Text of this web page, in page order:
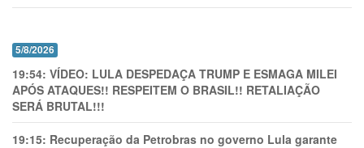
5/8/2026
19:54: VÍDEO: LULA DESPEDAÇA TRUMP E ESMAGA MILEI
APÓS ATAQUES!! RESPEITEM O BRASIL!! RETALIAÇÃO
SERÁ BRUTAL!!!
19:15: Recuperação da Petrobras no governo Lula garante